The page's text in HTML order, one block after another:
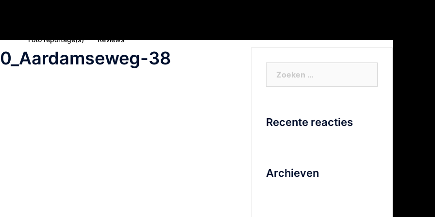
Foto reportage(s)
Reviews
38
Recente reacties
Archieven